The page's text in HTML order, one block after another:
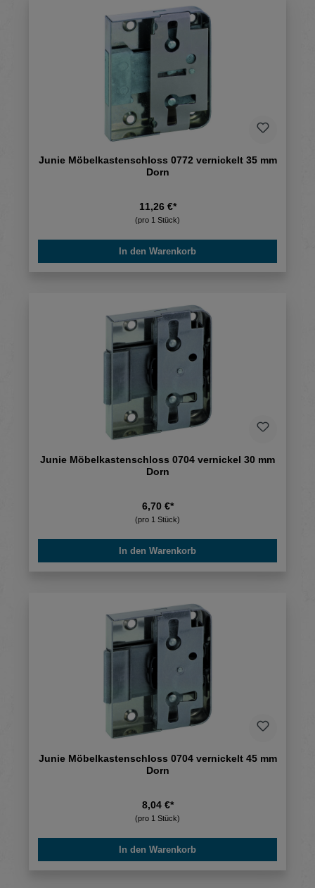
Junie Möbelkastenschloss 0772 vernickelt 35 mm
Dorn
11,26 €*
(pro 1 Stück)
In den Warenkorb
Junie Möbelkastenschloss 0704 vernickel 30 mm
Dorn
6,70 €*
(pro 1 Stück)
In den Warenkorb
Junie Möbelkastenschloss 0704 vernickelt 45 mm
Dorn
8,04 €*
(pro 1 Stück)
In den Warenkorb